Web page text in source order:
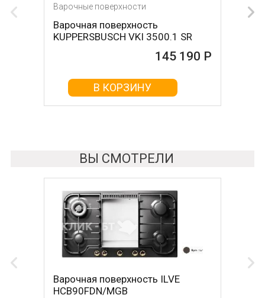
Варочные поверхности
Варочная поверхность
KUPPERSBUSCH VKI 3500.1 SR
145 190 Р
В КОРЗИНУ
Варочные поверхности
Варочная поверхность NEFF
T68FS6RX2
145 510 Р
В КОРЗИНУ
ВЫ СМОТРЕЛИ
Варочная поверхность ILVE
HCB90FDN/MGB